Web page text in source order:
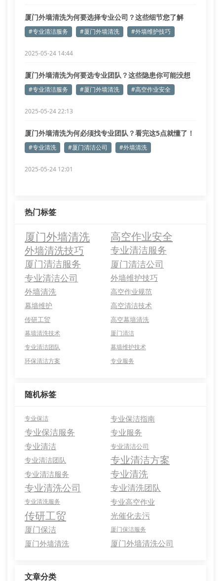
厦门外墙清洗为何要选择专业公司？这些细节您了解
吗？
#专业清洁服务 #厦门外墙清洗 #外墙维护技巧
2025-05-24 14:44
厦门外墙清洗为何要选专业团队？这些隐患你可能没想
到#专业清洁服务 #厦门外墙清洗 #高空作业安全
2025-05-24 22:13
厦门外墙清洗为何必须找专业团队？看完这5点就懂了！
#专业清洗 #厦门清洁公司 #外墙清洗
2025-05-24 12:01
热门标签
厦门外墙清洗 高空作业安全
外墙清洗技巧
专业清洁服务
厦门清洁服务
厦门清洁公司
专业清洁公司
外墙维护技巧
外墙清洗
高空作业规范
幕墙维护
高空清洁技术
传研工贸
高空幕墙清洗
幕墙清洗技术
厦门清洁
专业清洁团队
幕墙维护技术
环保清洁方案
专业服务
随机标签
专业保洁 专业保洁指南
专业保洁服务
专业服务
专业清洁
专业清洁公司
专业清洁团队 专业清洁方案
专业清洁服务
专业清洗
专业清洗公司
专业清洗团队
专业清洗服务 专业高空作业
传研工贸
光催化去污
厦门保洁
厦门保洁服务
厦门外墙清洗 厦门外墙清洗公司
文章分类